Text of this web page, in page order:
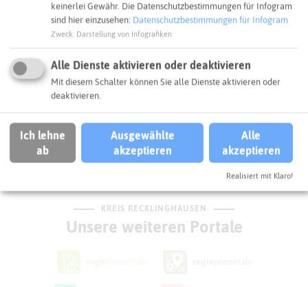
SCHLAGWORTE
Klimaschutz Kommunaler Klimaschutz
Stadt Recklinghausen Recklinghausen
KREIS RECKLINGHAUSEN
Unsere weiteren Portale
keinerlei Gewähr. Die Datenschutzbestimmungen für Infogram
sind hier einzusehen: Datenschutzbestimmungen für Infogram
Zweck Darstellung von Infografiken
Alle Dienste aktivieren oder deaktivieren
Mit diesem Schalter können Sie alle Dienste aktivieren oder
deaktivieren.
Ich lehne
ab
Ausgewählte
akzeptieren
Alle
akzeptieren
Realisiert mit Klaro!